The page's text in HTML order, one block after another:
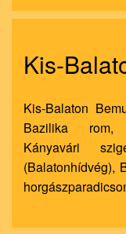
Kis-
Kis-Balaton
Bazilika rom,
Kányavári
(Balatonhídvég),